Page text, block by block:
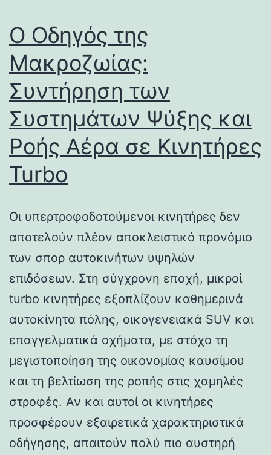
Ο Οδηγός της
Μακροζωίας:
Συντήρηση των
Συστημάτων Ψύξης και
Ροής Αέρα σε Κινητήρες
Turbo
Οι υπερτροφοδοτούμενοι κινητήρες δεν
αποτελούν πλέον αποκλειστικό προνόμιο
των σπορ αυτοκινήτων υψηλών
επιδόσεων. Στη σύγχρονη εποχή, μικροί
turbo κινητήρες εξοπλίζουν καθημερινά
αυτοκίνητα πόλης, οικογενειακά SUV και
επαγγελματικά οχήματα, με στόχο τη
μεγιστοποίηση της οικονομίας καυσίμου
και τη βελτίωση της ροπής στις χαμηλές
στροφές. Αν και αυτοί οι κινητήρες
προσφέρουν εξαιρετικά χαρακτηριστικά
οδήγησης, απαιτούν πολύ πιο αυστηρή